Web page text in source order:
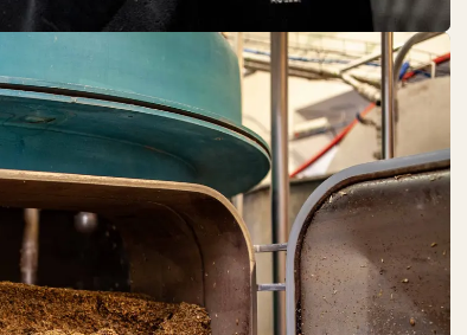
Fisch + Meeresfrüchte
Getränke
Schöne Dinge
Speisekammer
Süßes
HEIDEN­
PETERS
DO:12:00 – 22:00
Getränke